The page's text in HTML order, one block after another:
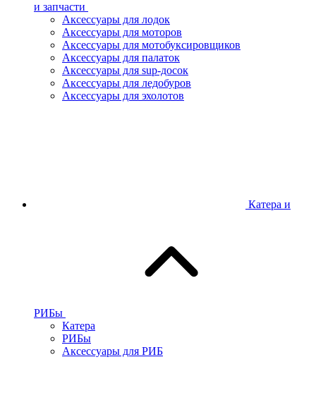
и запчасти
Аксессуары для лодок
Аксессуары для моторов
Аксессуары для мотобуксировщиков
Аксессуары для палаток
Аксессуары для sup-досок
Аксессуары для ледобуров
Аксессуары для эхолотов
Катера и
РИБы
Катера
РИБы
Аксессуары для РИБ